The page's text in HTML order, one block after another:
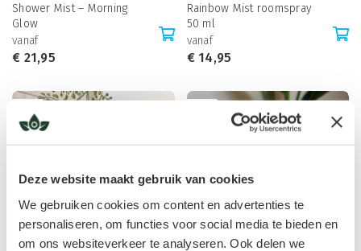
Deze website maakt gebruik van cookies
We gebruiken cookies om content en advertenties te
personaliseren, om functies voor social media te bieden en
om ons websiteverkeer te analyseren. Ook delen we
Shower Mist – Morning
Glow
vanaf
€ 21,95
Rainbow Mist roomspray
50 ml
vanaf
€14,95